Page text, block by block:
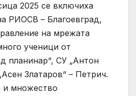
2025 се включиха
РИОСВ – Благоевград,
на мрежата
ученици от
планинар“, СУ „Антон
Златаров“ – Петрич.
и множество